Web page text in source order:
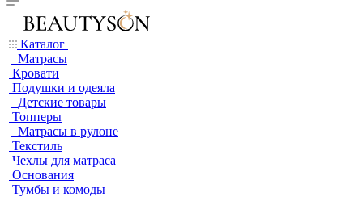
Каталог
Матрасы
Кровати
Подушки и одеяла
Детские товары
Топперы
Матрасы в рулоне
Текстиль
Чехлы для матраса
Основания
Тумбы и комоды